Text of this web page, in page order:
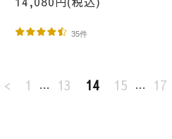
35件
< 1 … 13 14 15 … 17